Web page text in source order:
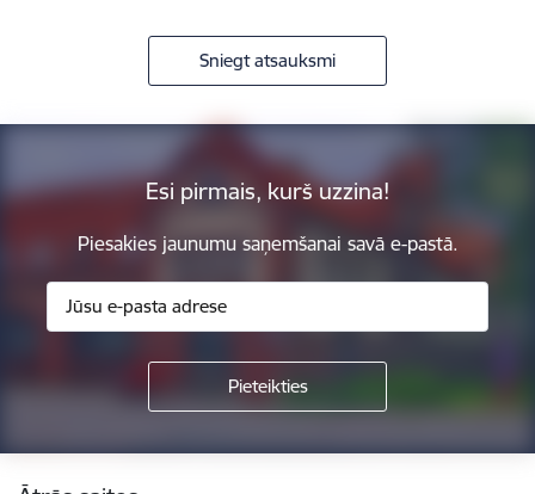
Sniegt atsauksmi
Esi pirmais, kurš uzzina!
Piesakies jaunumu saņemšanai savā e-pastā.